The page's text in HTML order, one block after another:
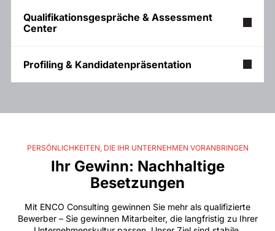
Qualifikationsgespräche & Assessment
Center
Profiling & Kandidatenpräsentation
Ihr Gewinn: Nachhaltige
Besetzungen
PERSÖNLICHKEITEN, DIE IHR UNTERNEHMEN VORANBRINGEN
Mit ENCO Consulting gewinnen Sie mehr als qualifizierte
Bewerber – Sie gewinnen Mitarbeiter, die langfristig zu Ihrer